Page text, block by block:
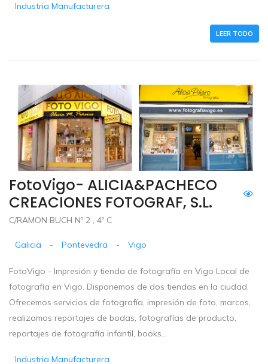
Industria Manufacturera
LEER TODO
FotoVigo- ALICIA&PACHECO
CREACIONES FOTOGRAF, S.L.
C/RAMON BUCH Nº 2 , 4º C
Galicia - Pontevedra - Vigo
FotoVigo - Impresión y tienda de fotografía en Vigo Local de
fotografía en Vigo. Disponemos de dos tiendas en la ciudad.
Ofrecemos servicios de fotografía, impresión de foto, marcos,
realizamos reportajes de bodas, fotografías de producto,
reportajes de fotografía infantil, books...
Industria Manufacturera